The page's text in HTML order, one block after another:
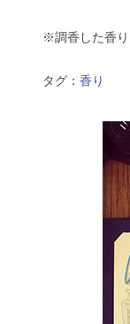
※調香した香
タグ： 香り